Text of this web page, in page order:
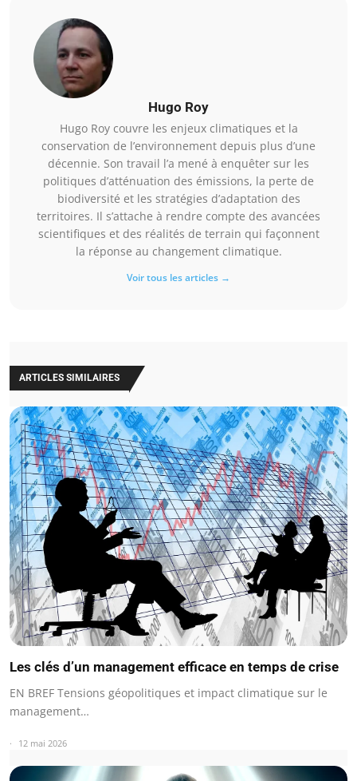
Hugo Roy
Hugo Roy couvre les enjeux climatiques et la
conservation de l’environnement depuis plus d’une
décennie. Son travail l’a mené à enquêter sur les
politiques d’atténuation des émissions, la perte de
biodiversité et les stratégies d’adaptation des
territoires. Il s’attache à rendre compte des avancées
scientifiques et des réalités de terrain qui façonnent
la réponse au changement climatique.
Voir tous les articles →
ARTICLES SIMILAIRES
Les clés d’un management efficace en temps de crise
EN BREF Tensions géopolitiques et impact climatique sur le
management…
12 mai 2026